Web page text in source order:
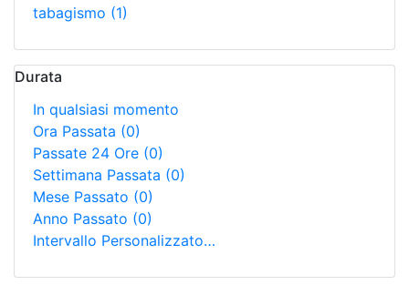
tabagismo (1)
Durata
In qualsiasi momento
Ora Passata (0)
Passate 24 Ore (0)
Settimana Passata (0)
Mese Passato (0)
Anno Passato (0)
Intervallo Personalizzato…